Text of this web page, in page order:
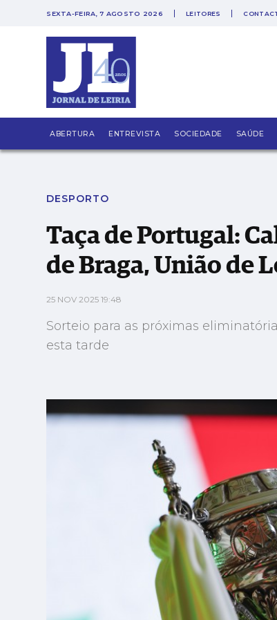
SEXTA-FEIRA, 7 AGOSTO 2026 LEITORES
ABERTURA ENTREVISTA SOCIEDADE SAÚDE
Taça de Portugal: Caldas SC enfrenta
DESPORTO
Taça de Portugal:
de Braga, União de
25 NOV 2025 19:48
Sorteio para as próximas
esta tarde